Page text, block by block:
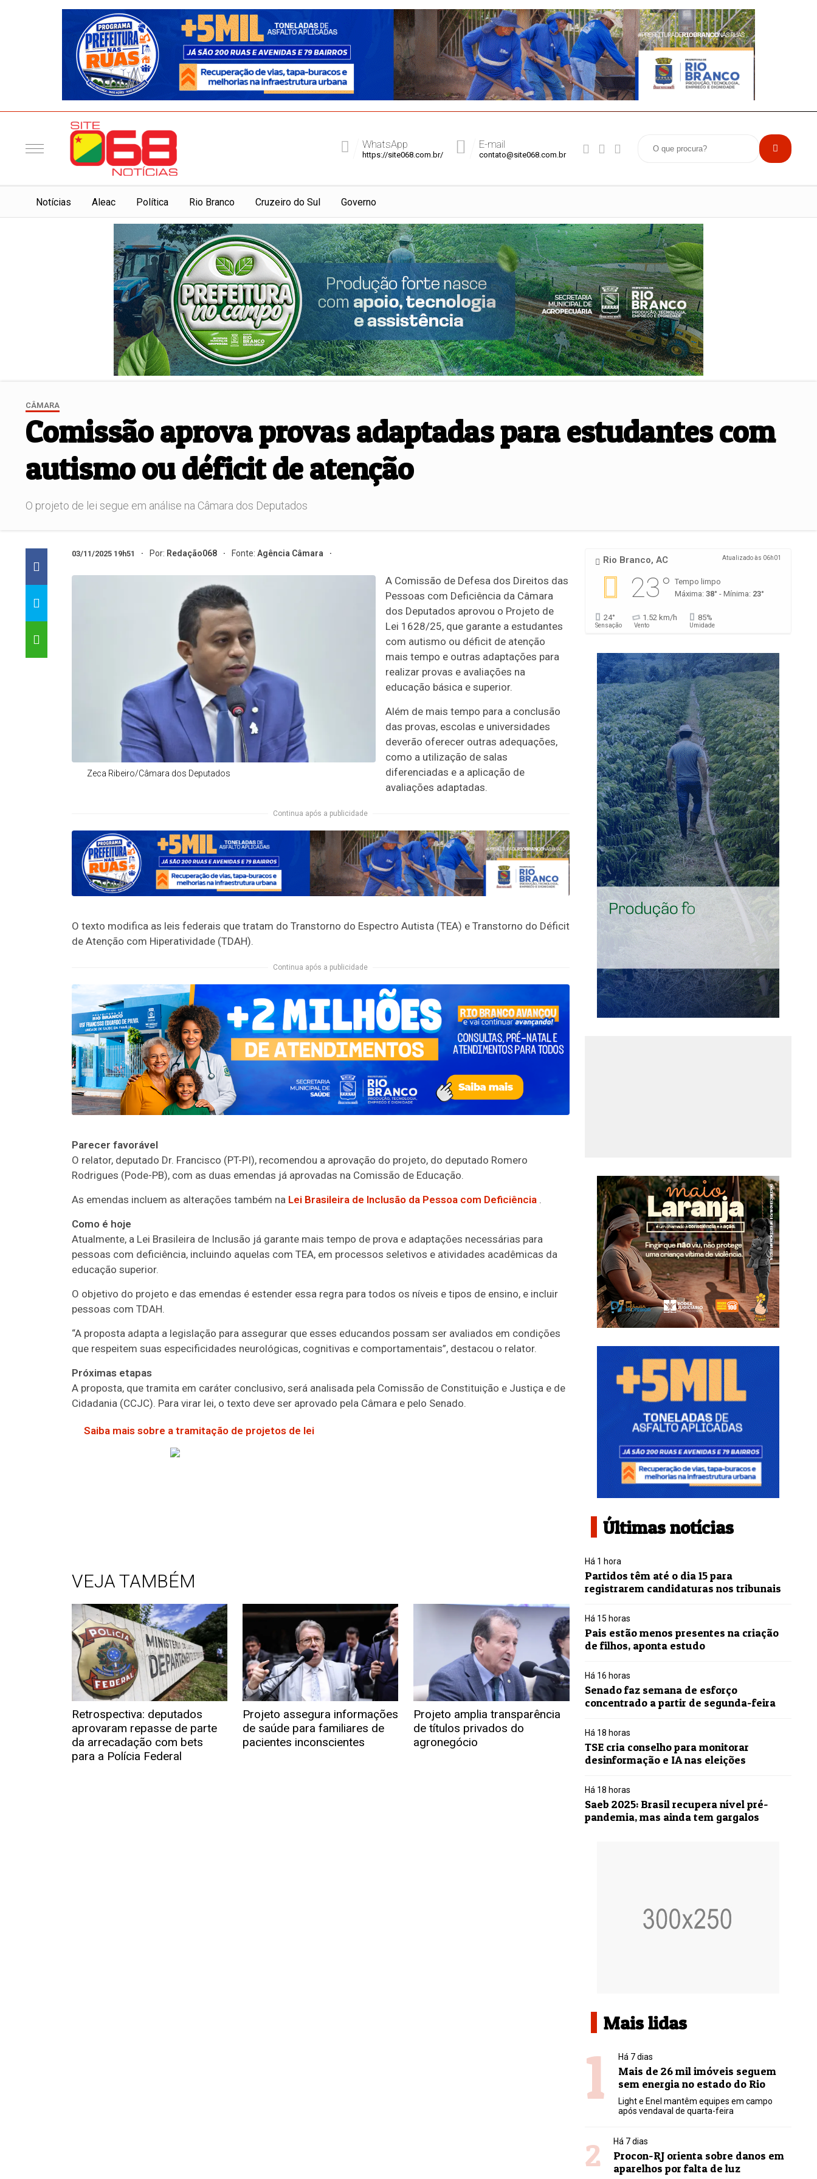
E-mail
contato@site068.com.br
WhatsApp
https://site068.com.br/
Notí­cias Aleac Política Rio Branco Cruzeiro do Sul Governo
CÂMARA
Comissão aprova provas adaptadas para estudantes com
autismo ou déficit de atenção
O projeto de lei segue em análise na Câmara dos Deputados
03/11/2025 19h51 Por: Redação068 Fonte: Agência Câmara
Zeca Ribeiro/Câmara dos Deputados
A Comissão de Defesa dos Direitos das
Pessoas com Deficiência da Câmara
dos Deputados aprovou o Projeto de
Lei 1628/25, que garante a estudantes
com autismo ou déficit de atenção
mais tempo e outras adaptações para
realizar provas e avaliações na
educação básica e superior.
Além de mais tempo para a conclusão
das provas, escolas e universidades
deverão oferecer outras adequações,
como a utilização de salas
diferenciadas e a aplicação de
avaliações adaptadas.
Continua após a publicidade
O texto modifica as leis federais que tratam do Transtorno do Espectro Autista (TEA) e Transtorno do Déficit
de Atenção com Hiperatividade (TDAH).
Continua após a publicidade
Parecer favorável
O relator, deputado Dr. Francisco (PT-PI), recomendou a aprovação do projeto, do deputado Romero
Rodrigues (Pode-PB), com as duas emendas já aprovadas na Comissão de Educação.
As emendas incluem as alterações também na Lei Brasileira de Inclusão da Pessoa com Deficiência.
Como é hoje
Atualmente, a Lei Brasileira de Inclusão já garante mais tempo de prova e adaptações necessárias para
pessoas com deficiência, incluindo aquelas com TEA, em processos seletivos e atividades acadêmicas da
educação superior.
O objetivo do projeto e das emendas é estender essa regra para todos os níveis e tipos de ensino, e incluir
pessoas com TDAH.
“A proposta adapta a legislação para assegurar que esses educandos possam ser avaliados em condições
que respeitem suas especificidades neurológicas, cognitivas e comportamentais”, destacou o relator.
Próximas etapas
A proposta, que tramita em caráter conclusivo, será analisada pela Comissão de Constituição e Justiça e de
Cidadania (CCJC). Para virar lei, o texto deve ser aprovado pela Câmara e pelo Senado.
Saiba mais sobre a tramitação de projetos de lei
VEJA TAMBÉM
Retrospectiva: deputados
aprovaram repasse de parte
da arrecadação com bets
para a Polícia Federal
Projeto assegura informações
de saúde para familiares de
pacientes inconscientes
Projeto amplia transparência
de títulos privados do
agronegócio
Rio Branco, AC Atualizado às 06h01
23°
Tempo limpo
Máxima:38° - Mínima: 23°
24°
Sensação
1.52 km/h
Vento
85%
Umidade
Últimas notícias
Há 1 hora
Partidos têm até o dia 15 para
registrarem candidaturas nos tribunais
Há 15 horas
Pais estão menos presentes na criação
de filhos, aponta estudo
Há 16 horas
Senado faz semana de esforço
concentrado a partir de segunda-feira
Há 18 horas
TSE cria conselho para monitorar
desinformação e IA nas eleições
Há 18 horas
Saeb 2025: Brasil recupera nível pré-
pandemia, mas ainda tem gargalos
Mais lidas
1 Há 7 dias
Mais de 26 mil imóveis seguem
sem energia no estado do Rio
Light e Enel mantêm equipes em campo
após vendaval de quarta-feira
2 Há 7 dias
Procon-RJ orienta sobre danos em
aparelhos por falta de luz